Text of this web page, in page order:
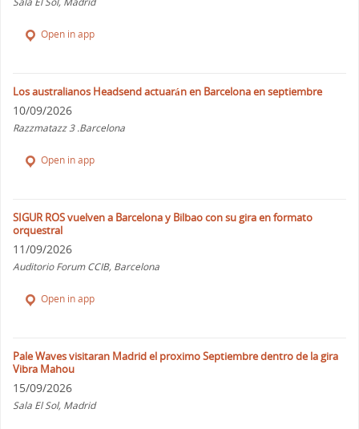
Open in app
Los australianos Headsend actuarán en Barcelona en septiembre
10/09/2026
Razzmatazz 3 .Barcelona
Open in app
SIGUR ROS vuelven a Barcelona y Bilbao con su gira en formato
orquestral
11/09/2026
Auditorio Forum CCIB, Barcelona
Open in app
Pale Waves visitaran Madrid el proximo Septiembre dentro de la gira
Vibra Mahou
15/09/2026
Sala El Sol, Madrid